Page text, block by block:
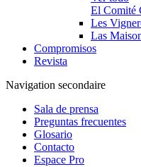
El Comité
Les
Las
Compromisos
Revista
Navigation secondaire
Sala de prensa
Preguntas frecuentes
Glosario
Contacto
Espace Pro